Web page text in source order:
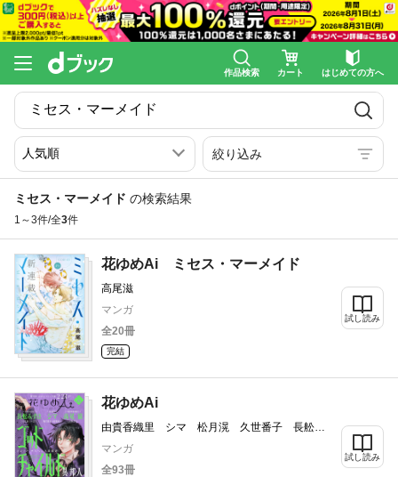
作品検索 カート はじめての方へ
絞り込み
ミセス・マーメイド の検索結果
1～3件/全3件
花ゆめAi ミセス・マーメイド
高尾滋
マンガ
全20冊
完結
試し読み
花ゆめAi
由貴香織里 シマ 松月滉 久世番子 長舩み
ずほ 高尾滋
マンガ
全93冊
試し読み